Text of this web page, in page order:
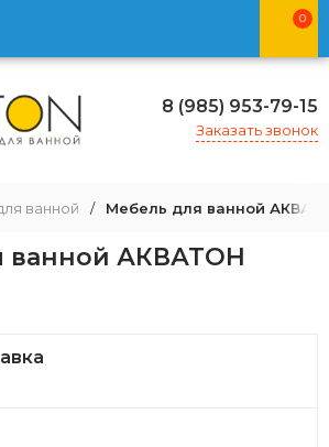
0
8 (985) 953-79-15
Заказать звонок
ванной / Мебель для ванной
ванной АКВАТОН